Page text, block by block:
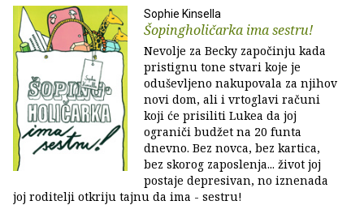
Sophie Kinsella
Šopingholičarka ima sestru!
Nevolje za Becky započinju kada
pristignu tone stvari koje je
oduševljeno nakupovala za njihov
novi dom, ali i vrtoglavi računi
koji će prisiliti Lukea da joj
ograniči budžet na 20 funta
dnevno. Bez novca, bez kartica,
bez skorog zaposlenja... život joj
postaje depresivan, no iznenada
joj roditelji otkriju tajnu da ima - sestru!